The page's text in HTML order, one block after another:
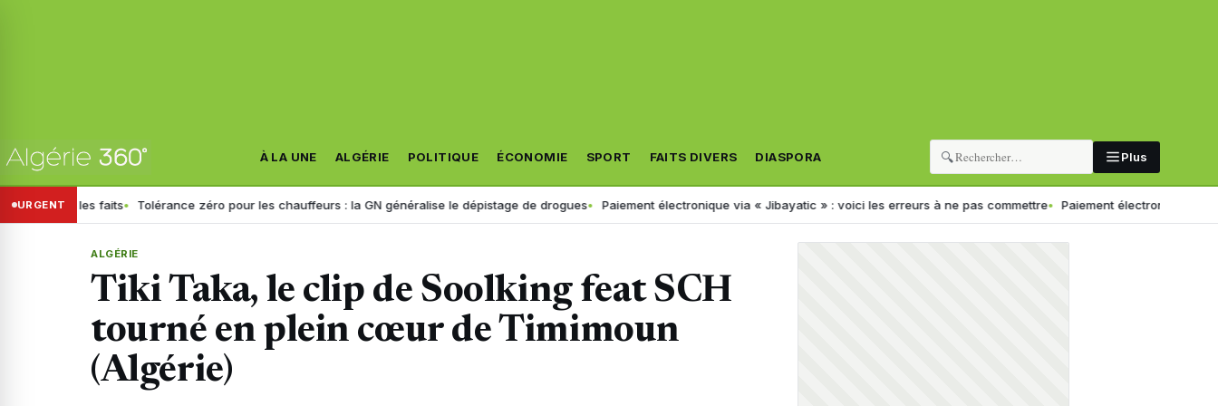
À LA UNE ALGÉRIE POLITIQUE ÉCONOMIE SPORT FAITS DIVERS DIASPORA 🔍 Plus
URGENT
faits Tolérance zéro pour les chauffeurs : la GN généralise le dépistage de drogues Paiement électronique via « Jibayatic » : voici les erreurs à ne pas commettre Paiement électronique en Algérie : une
ALGÉRIE
Tiki Taka, le clip de Soolking feat SCH
tourné en plein cœur de Timimoun
(Algérie)